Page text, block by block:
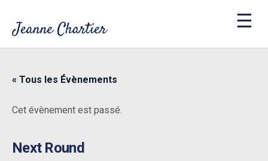
« Tous les Évènements
Cet évènement est passé.
Next Round